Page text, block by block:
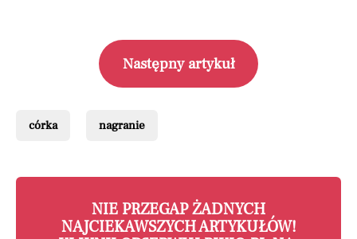
Następny artykuł
córka nagranie
NIE PRZEGAP ŻADNYCH
NAJCIEKAWSZYCH ARTYKUŁÓW!